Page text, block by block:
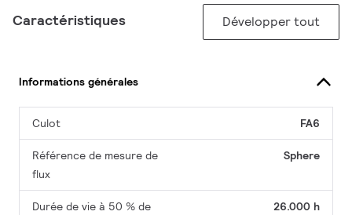
Caractéristiques Développer tout
Informations générales
Culot FA6
Référence de mesure de
flux
Sphere
Durée de vie à 50 % de
26.000 h